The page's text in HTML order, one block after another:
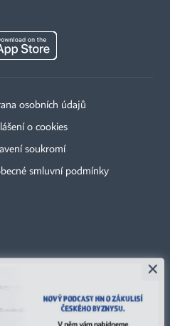
osobních údajů
o cookies
soukromí
smluvní podmínky
×